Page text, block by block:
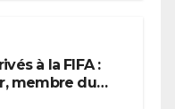
à la FIFA :
membre du